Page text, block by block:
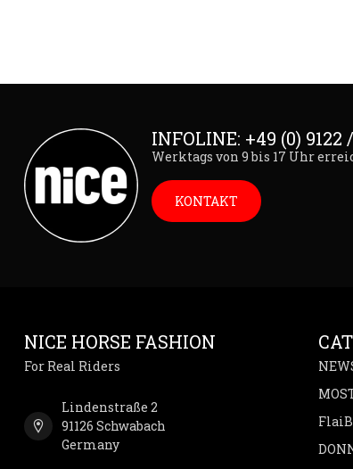
INFOLINE: +49 (0) 9122
Werktags von 9 bis 17 Uhr
KONTAKT
NICE HORSE FASHION
For Real Riders
Lindenstraße 2
91126 Schwabach
Germany